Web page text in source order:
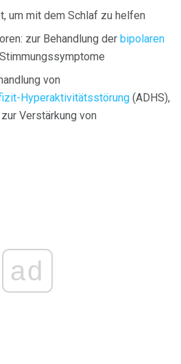
um mit dem Schlaf zu helfen
zur Behandlung der bipolaren
von
Hyperaktivitätsstörung (ADHS),
Verstärkung von
ad